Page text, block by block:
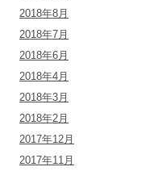
2018年8月
2018年7月
2018年6月
2018年4月
2018年3月
2018年2月
2017年12月
2017年11月